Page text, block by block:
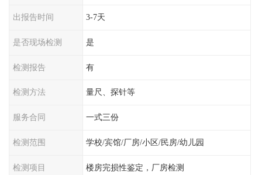
出报告时间 3-7天
是否现场检测 是
检测报告 有
检测方法 量尺、探针等
服务合同 一式三份
检测范围 学校/宾馆/厂房/小区/民房/幼儿园
检测项目 楼房完损性鉴定，厂房检测